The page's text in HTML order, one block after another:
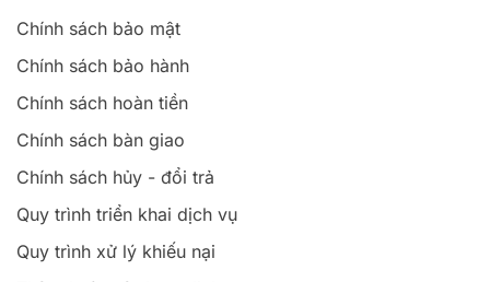
Cam kết chất lượng dịch vụ
Câu hỏi thường gặp
Copyright © 2026 Công ty Cổ phần Tập đoàn HVN
bởi Sở Kế Hoạch và Đầu Tư Thành phố Hà Nội
Sử dụng nội dung ở trang này và dịch vụ tại Tập đoàn HVN có
nghĩa là bạn đồng ý với Thỏa thuận sử dụng và Chính sách bảo